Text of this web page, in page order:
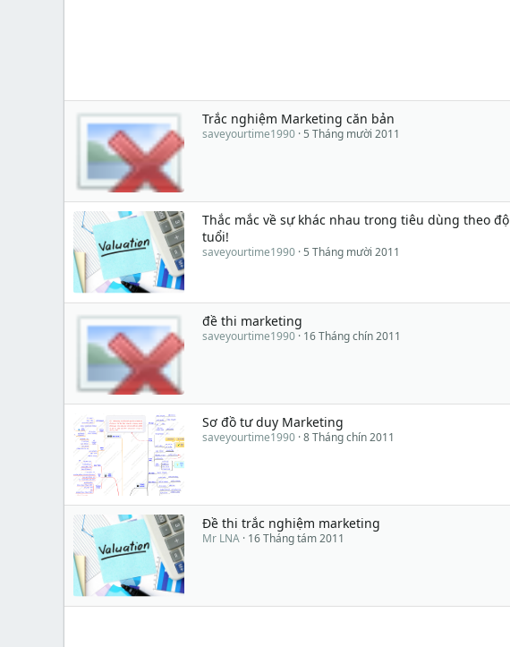
Trắc nghiệm Marketing căn bản
saveyourtime1990 5 Tháng mười 2011
Thắc mắc về sự khác nhau trong tiêu dùng theo độ
tuổi!
saveyourtime1990 5 Tháng mười 2011
đề thi marketing
saveyourtime1990 16 Tháng chín 2011
Sơ đồ tư duy Marketing
saveyourtime1990 8 Tháng chín 2011
Đề thi trắc nghiệm marketing
Mr LNA 16 Tháng tám 2011